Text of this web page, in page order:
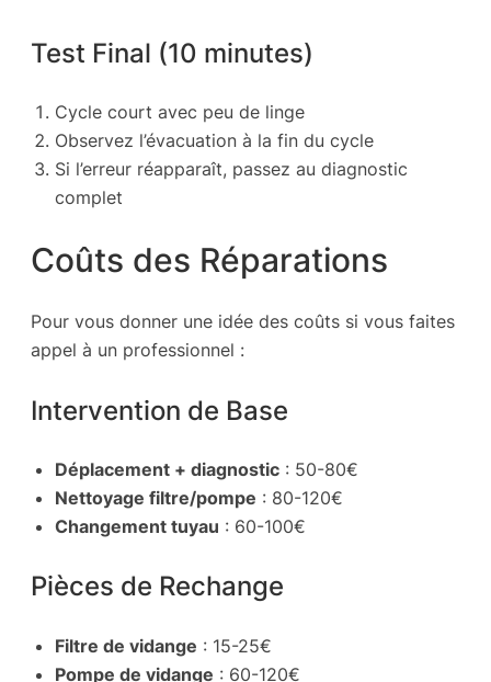
Test Final (10 minutes)
Cycle court avec peu de linge
Observez l’évacuation à la fin du cycle
Si l’erreur réapparaît, passez au diagnostic
complet
Coûts des Réparations
Pour vous donner une idée des coûts si vous faites
appel à un professionnel :
Intervention de Base
Déplacement + diagnostic : 50-80€
Nettoyage filtre/pompe : 80-120€
Changement tuyau : 60-100€
Pièces de Rechange
Filtre de vidange : 15-25€
Pompe de vidange : 60-120€